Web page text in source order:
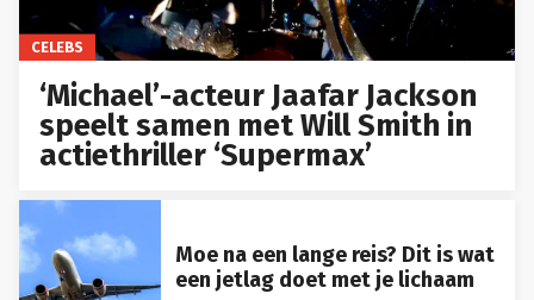
CELEBS
‘Michael’-acteur Jaafar Jackson
speelt samen met Will Smith in
actiethriller ‘Supermax’
Moe na een lange reis? Dit is wat
een jetlag doet met je lichaam